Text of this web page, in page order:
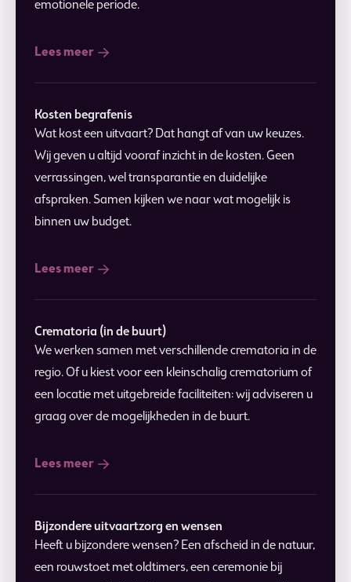
emotionele periode.
Lees meer
Kosten begrafenis
Wat kost een uitvaart? Dat hangt af van uw keuzes.
Wij geven u altijd vooraf inzicht in de kosten. Geen
verrassingen, wel transparantie en duidelijke
afspraken. Samen kijken we naar wat mogelijk is
binnen uw budget.
Lees meer
Crematoria (in de buurt)
We werken samen met verschillende crematoria in de
regio. Of u kiest voor een kleinschalig crematorium of
een locatie met uitgebreide faciliteiten: wij adviseren u
graag over de mogelijkheden in de buurt.
Lees meer
Bijzondere uitvaartzorg en wensen
Heeft u bijzondere wensen? Een afscheid in de natuur,
een rouwstoet met oldtimers, een ceremonie bij